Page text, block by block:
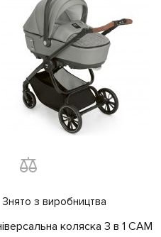
Знято з виробництва
коляска 3 в 1 CAM